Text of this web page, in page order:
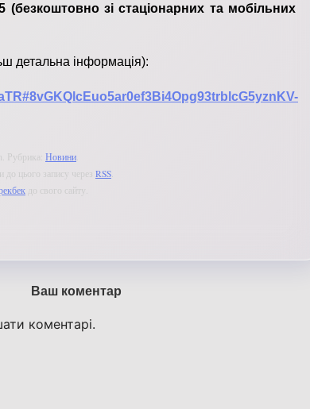
(безкоштовно зі стаціонарних та мобільних
детальна інформація):
Рубрика: Новини
до цього запису через RSS
до свого сайту.
Ваш коментар
коментарі.